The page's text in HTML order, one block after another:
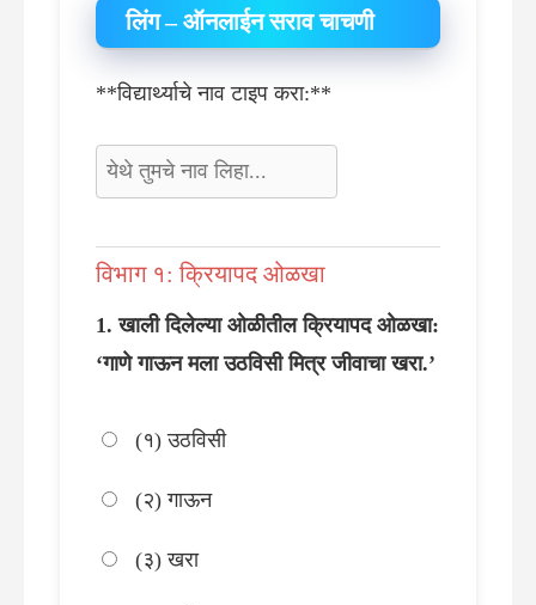
लिंग – ऑनलाईन सराव चाचणी
**विद्यार्थ्याचे नाव टाइप करा:**
विभाग १: क्रियापद ओळखा
खाली दिलेल्या ओळीतील क्रियापद ओळखा:
‘गाणे गाऊन मला उठविसी मित्र जीवाचा खरा.’
(१) उठविसी
(२) गाऊन
(३) खरा